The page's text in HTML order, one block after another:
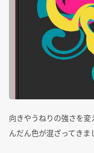
向きやうねりの強さを
んだん色が混ざってきま